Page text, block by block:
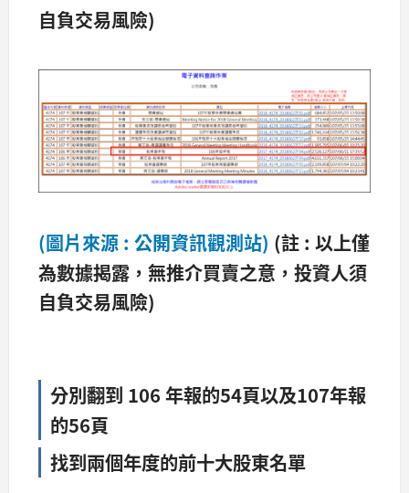
自負交易風險)
(圖片來源 : 公開資訊觀測站) (註 : 以上僅
為數據揭露，無推介買賣之意，投資人須
自負交易風險)
分別翻到 106 年報的54頁以及107年報
的56頁
找到兩個年度的前十大股東名單